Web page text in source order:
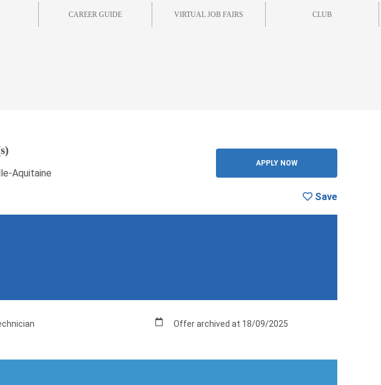
CAREER GUIDE VIRTUAL JOB FAIRS CLUB
Aquitaine
APPLY NOW
Save
Offer archived at 18/09/2025